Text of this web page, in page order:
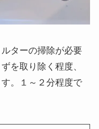
ターの掃除が必要
を取り除く程度、
。１～２分程度で